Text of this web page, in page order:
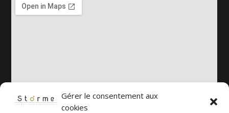
Gérer le consentement aux
cookies